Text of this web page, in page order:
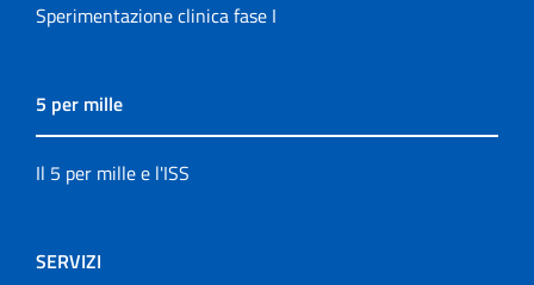
Sperimentazione clinica fase I
5 per mille
Il 5 per mille e l'ISS
SERVIZI